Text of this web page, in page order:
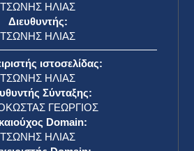
ΤΣΩΝΗΣ ΗΛΙΑΣ
Διευθυντής:
ΤΣΩΝΗΣ ΗΛΙΑΣ
ιστοσελίδας:
ΤΣΩΝΗΣ ΗΛΙΑΣ
Σύνταξης:
ΓΕΩΡΓΙΟΣ
Domain:
ΤΣΩΝΗΣ ΗΛΙΑΣ